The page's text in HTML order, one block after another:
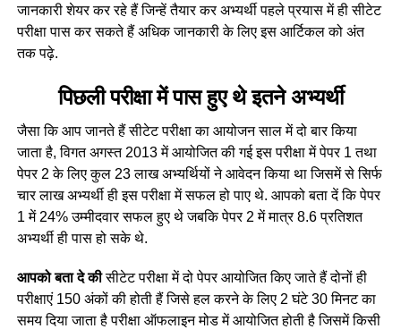
जानकारी शेयर कर रहे हैं जिन्हें तैयार कर अभ्यर्थी पहले प्रयास में ही सीटेट
परीक्षा पास कर सकते हैं अधिक जानकारी के लिए इस आर्टिकल को अंत
तक पढ़े.
पिछली परीक्षा में पास हुए थे इतने अभ्यर्थी
जैसा कि आप जानते हैं सीटेट परीक्षा का आयोजन साल में दो बार किया
जाता है, विगत अगस्त 2013 में आयोजित की गई इस परीक्षा में पेपर 1 तथा
पेपर 2 के लिए कुल 23 लाख अभ्यर्थियों ने आवेदन किया था जिसमें से सिर्फ
चार लाख अभ्यर्थी ही इस परीक्षा में सफल हो पाए थे. आपको बता दें कि पेपर
1 में 24% उम्मीदवार सफल हुए थे जबकि पेपर 2 में मात्र 8.6 प्रतिशत
अभ्यर्थी ही पास हो सके थे.
आपको बता दे कीसीटेट परीक्षा में दो पेपर आयोजित किए जाते हैं दोनों ही
परीक्षाएं 150 अंकों की होती हैं जिसे हल करने के लिए 2 घंटे 30 मिनट का
समय दिया जाता है परीक्षा ऑफलाइन मोड में आयोजित होती है जिसमें किसी